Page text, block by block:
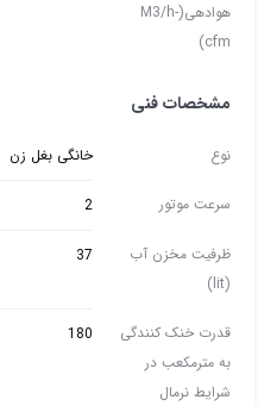
هوادهی(M3/h-
cfm)
مشخصات فنی
نوع خانگی بغل زن
سرعت موتور 2
ظرفیت مخزن آب
(lit)
37
قدرت خنک کنندگی
به مترمکعب در
شرایط نرمال
180